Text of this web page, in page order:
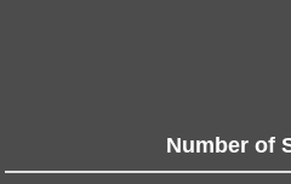
Number of